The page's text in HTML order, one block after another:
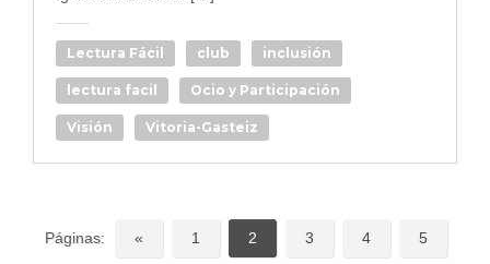
Lectura Fácil club inclusión
lectura facil Ocio y Participación
Visión Vitoria-Gasteiz
Páginas: « 1 2 3 4 5